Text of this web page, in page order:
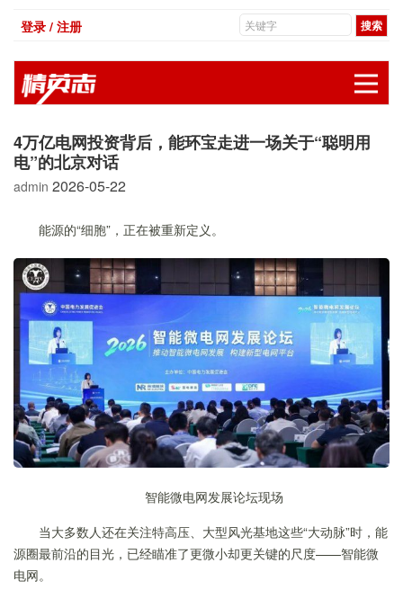
登录 / 注册
4万亿电网投资背后，能环宝走进一场关于“聪明用
电”的北京对话
admin 2026-05-22
能源的“细胞”，正在被重新定义。
智能微电网发展论坛现场
当大多数人还在关注特高压、大型风光基地这些“大动脉”时，能
源圈最前沿的目光，已经瞄准了更微小却更关键的尺度——智能微
电网。